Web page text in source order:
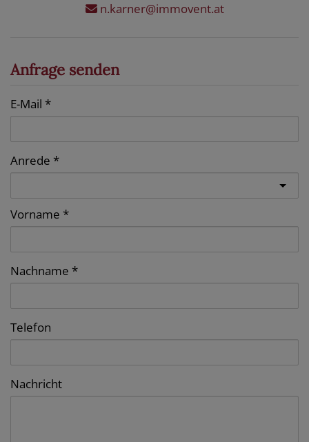
n.karner@immovent.at
Anfrage senden
E-Mail
Anrede
Vorname
Nachname
Telefon
Nachricht